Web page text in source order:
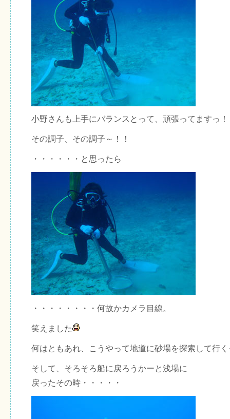
小野さんも上手にバランスとって、頑張ってますっ！
その調子、その調子～！！
・・・・・・と思ったら
・・・・・・・・何故かカメラ目線。
笑えました
何はともあれ、こうやって地道に砂場を探索して行
そして、そろそろ船に戻ろうかーと浅場に
戻ったその時・・・・・